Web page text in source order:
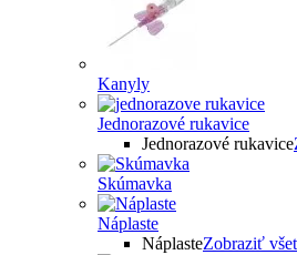
Kanyly
Jednorazové rukavice
Jednorazové rukavice
Skúmavka
Náplaste
NáplasteZobraziť